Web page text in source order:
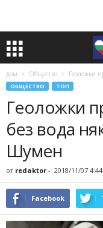
дом Общество Геоложки
ОБЩЕСТВО ТОП
Геоложки
без вода
Шумен
от redaktor - 2018/11/07
Facebook